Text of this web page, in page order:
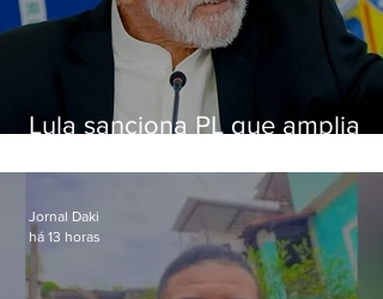
Lula sanciona PL que amplia
crianças
Jornal Daki
há 13 horas